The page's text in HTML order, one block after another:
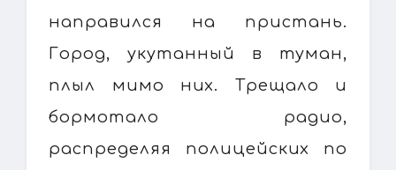
направился на пристань.
Город, укутанный в туман,
плыл мимо них. Трещало и
бормотало радио,
распределяя полицейских по